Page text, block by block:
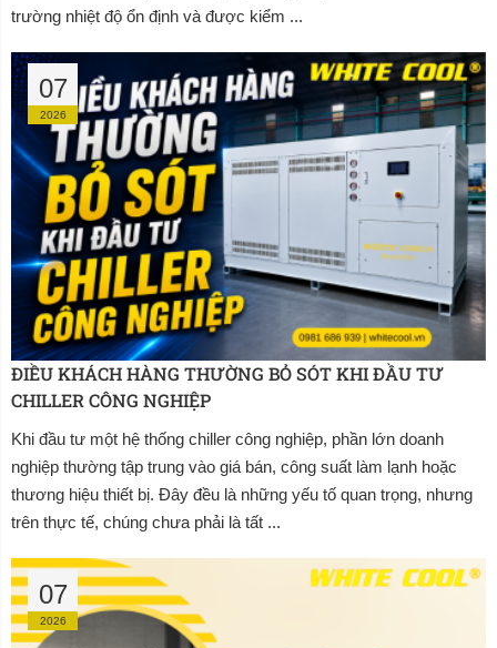
trường nhiệt độ ổn định và được kiểm ...
07
2026
ĐIỀU KHÁCH HÀNG THƯỜNG BỎ SÓT KHI ĐẦU TƯ
CHILLER CÔNG NGHIỆP
Khi đầu tư một hệ thống chiller công nghiệp, phần lớn doanh
nghiệp thường tập trung vào giá bán, công suất làm lạnh hoặc
thương hiệu thiết bị. Đây đều là những yếu tố quan trọng, nhưng
trên thực tế, chúng chưa phải là tất ...
07
2026